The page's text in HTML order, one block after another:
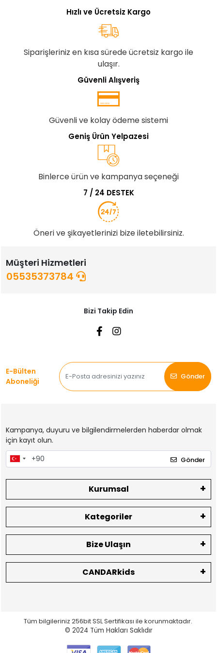
Hızlı ve Ücretsiz Kargo
Siparişleriniz en kısa sürede ücretsiz kargo ile
ulaşır.
Güvenli Alışveriş
Güvenli ve kolay ödeme sistemi
Geniş Ürün Yelpazesi
Binlerce ürün ve kampanya seçeneği
7 / 24 DESTEK
Öneri ve şikayetlerinizi bize iletebilirsiniz.
Müşteri Hizmetleri
05535373784
Bizi Takip Edin
E-Bülten
Aboneliği
Gönder
Kampanya, duyuru ve bilgilendirmelerden haberdar olmak
için kayıt olun.
Gönder
Kurumsal
Kategoriler
Bize Ulaşın
CANDARkids
Tüm bilgileriniz 256bit SSL Sertifikası ile korunmaktadır.
© 2024 Tüm Hakları Saklıdır